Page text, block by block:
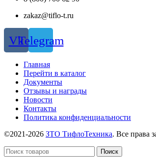
zakaz@tiflo-t.ru
VkTelegram
Главная
Перейти в каталог
Документы
Отзывы и награды
Новости
Контакты
Политика конфиденциальности
©2021-2026 ЗТО ТифлоТехника. Все права
Поиск